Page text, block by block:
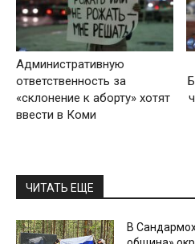
Административную
ответственность за
«склонение к аборту» хотят
ввести в Коми
ЧИТАТЬ ЕЩЕ
В